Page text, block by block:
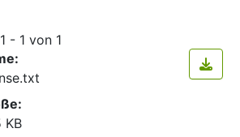
1 - 1 von 1
KB